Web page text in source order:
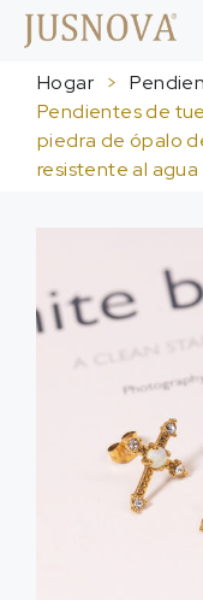
Hogar >
Pendientes de
piedra de ópalo
resistente al agua